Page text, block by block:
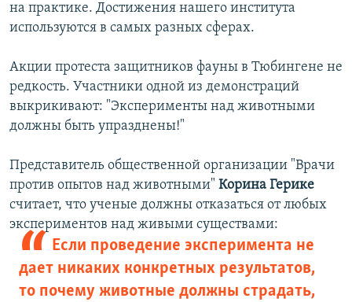
на практике. Достижения нашего института
используются в самых разных сферах.
Акции протеста защитников фауны в Тюбингене не
редкость. Участники одной из демонстраций
выкрикивают: "Эксперименты над животными
должны быть упразднены!"
Представитель общественной организации "Врачи
против опытов над животными" Корина Герике
считает, что ученые должны отказаться от любых
экспериментов над живыми существами:
Если проведение эксперимента не
дает никаких конкретных результатов,
то почему животные должны страдать,